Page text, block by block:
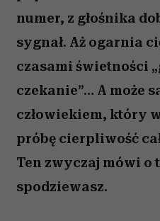
numer, z głośnika
sygnał. Aż ogarnia
czasami świetności
czekanie”… A może
człowiekiem, który
próbę cierpliwość
Ten zwyczaj mówi o
spodziewasz.